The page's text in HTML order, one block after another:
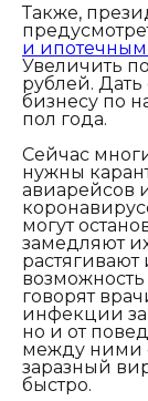
Также,
и
Увеличить
рублей.
бизнесу по
пол года.
Сейчас
нужны
авиарейсов
могут
замедляют
говорят
инфекции
но и от
между ними
заразный
быстро.